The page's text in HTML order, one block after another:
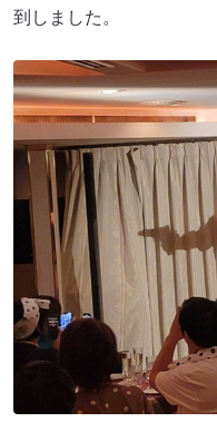
到しました。